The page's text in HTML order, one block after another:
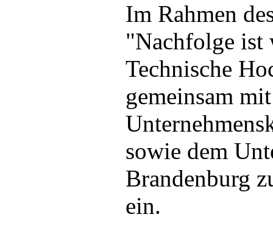
Im Rahmen
"Nachfolge
Technische
gemeinsam
sowie dem
Brandenburg
ein.